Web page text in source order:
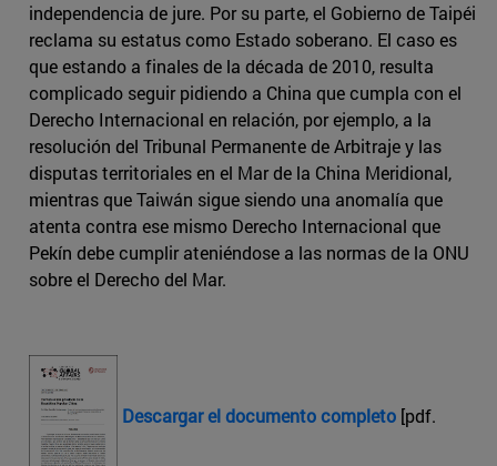
independencia de jure. Por su parte, el Gobierno de Taipéi
reclama su estatus como Estado soberano. El caso es
que estando a finales de la década de 2010, resulta
complicado seguir pidiendo a China que cumpla con el
Derecho Internacional en relación, por ejemplo, a la
resolución del Tribunal Permanente de Arbitraje y las
disputas territoriales en el Mar de la China Meridional,
mientras que Taiwán sigue siendo una anomalía que
atenta contra ese mismo Derecho Internacional que
Pekín debe cumplir ateniéndose a las normas de la ONU
sobre el Derecho del Mar.
Descargar el documento completo [pdf.